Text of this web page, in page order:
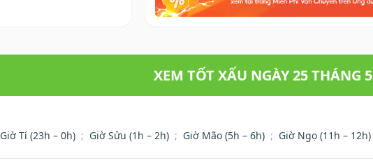
XEM TỐT XẤU NGÀY 25 THÁNG 5
Giờ Tí (23h – 0h) ; Giờ Sửu (1h – 2h) ; Giờ Mão (5h – 6h) ; Giờ Ngọ (11h – 12h)